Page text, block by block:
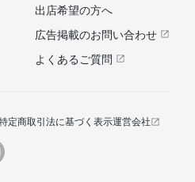
出店希望の方へ
広告掲載のお問い合わせ
よくあるご質問
定商取引法に基づく表示運営会社